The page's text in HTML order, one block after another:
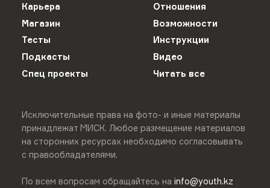
Карьера
Отношения
Магазин
Возможности
Тесты
Инструкции
Подкасты
Видео
Спец проекты
Читать все
Исключительные права на фото- и иные материалы
принадлежат МИСК. Любое размещение материалов
на сторонних ресурсах необходимо согласовывать
с правообладателями.
По всем вопросам обращайтесь на info@youth.kz